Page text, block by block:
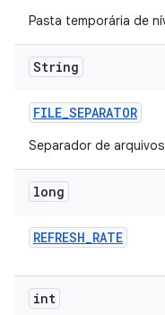
Pasta temporária de
String
FILE_SEPARATOR
Separador de
long
REFRESH_RATE
int